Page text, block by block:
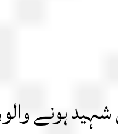
ہونے